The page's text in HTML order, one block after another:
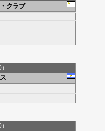
クラブ